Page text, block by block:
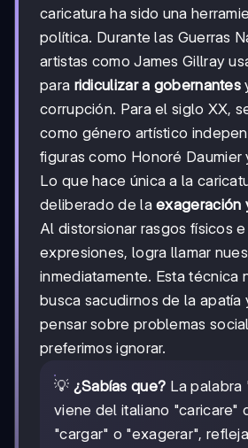
caricatura ha sido una
política. Durante las Guerras
artistas como James Gillray
para ridiculizar a gobernantes
corrupción. Para el siglo XX,
como género artístico
figuras como Honoré Daumier
Lo que hace única a la
deliberado de laexageración
Al distorsionar rasgos físicos
expresiones, logra llamar
inmediatamente. Esta técnica
busca sacudirnos de la apatía
pensar sobre problemas
preferimos ignorar.
💡 ¿Sabías que? La palabra
viene del italiano "caricare"
"cargar" o "exagerar",